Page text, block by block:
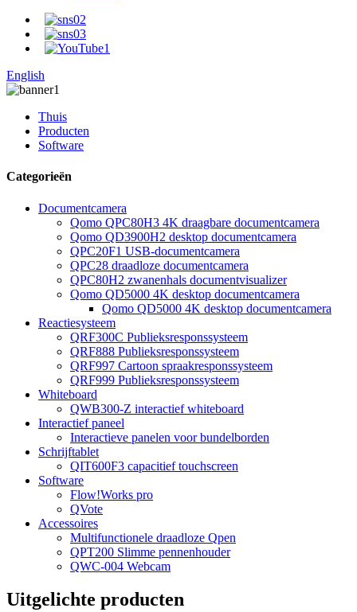
English
Thuis
Producten
Software
Categorieën
Documentcamera
Qomo QPC80H3 4K draagbare documentcamera
Qomo QD3900H2 desktop documentcamera
QPC20F1 USB-documentcamera
QPC28 draadloze documentcamera
QPC80H2 zwanenhals documentvisualizer
Qomo QD5000 4K desktop documentcamera
Qomo QD5000 4K desktop documentcamera
Reactiesysteem
QRF300C Publieksresponssysteem
QRF888 Publieksresponssysteem
QRF997 Cartoon spraakresponssysteem
QRF999 Publieksresponssysteem
Whiteboard
QWB300-Z interactief whiteboard
Interactief paneel
Interactieve panelen voor bundelborden
Schrijftablet
QIT600F3 capacitief touchscreen
Software
Flow!Works pro
QVote
Accessoires
Multifunctionele draadloze Qpen
QPT200 Slimme pennenhouder
QWC-004 Webcam
Uitgelichte producten